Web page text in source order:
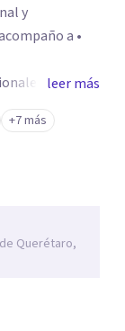
y
y
de lo que
ayudarte.
leer más
+7 más
Querétaro,